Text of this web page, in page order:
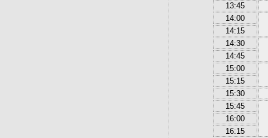
13:45
14:00
14:15
14:30
14:45
15:00
15:15
15:30
15:45
16:00
16:15